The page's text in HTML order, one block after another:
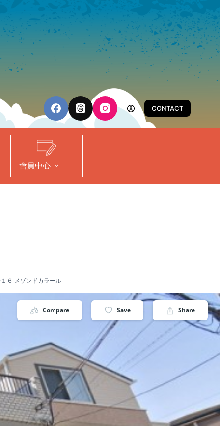
CONTACT
會員中心
６ メゾンドカラール
Compare Save Share